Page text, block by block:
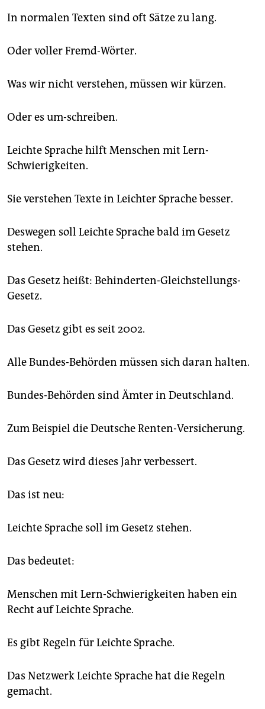
In normalen Texten sind oft Sätze zu lang.
Oder voller Fremd-Wörter.
Was wir nicht verstehen, müssen wir kürzen.
Oder es um-schreiben.
Leichte Sprache hilft Menschen mit Lern-
Schwierigkeiten.
Sie verstehen Texte in Leichter Sprache besser.
Deswegen soll Leichte Sprache bald im Gesetz
stehen.
Das Gesetz heißt: Behinderten-Gleichstellungs-
Gesetz.
Das Gesetz gibt es seit 2002.
Alle Bundes-Behörden müssen sich daran halten.
Bundes-Behörden sind Ämter in Deutschland.
Zum Beispiel die Deutsche Renten-Versicherung.
Das Gesetz wird dieses Jahr verbessert.
Das ist neu:
Leichte Sprache soll im Gesetz stehen.
Das bedeutet:
Menschen mit Lern-Schwierigkeiten haben ein
Recht auf Leichte Sprache.
Es gibt Regeln für Leichte Sprache.
Das Netzwerk Leichte Sprache hat die Regeln
gemacht.